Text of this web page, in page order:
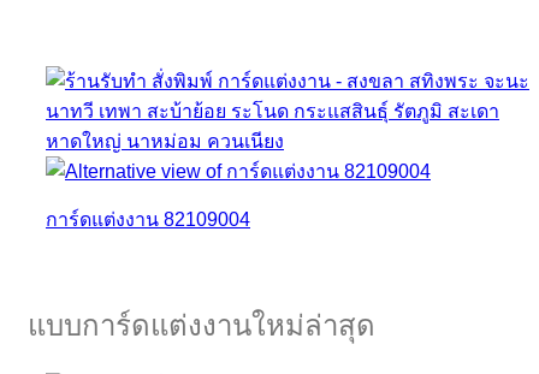
การ์ดแต่งงาน 82109004
แบบการ์ดแต่งงานใหม่ล่าสุด